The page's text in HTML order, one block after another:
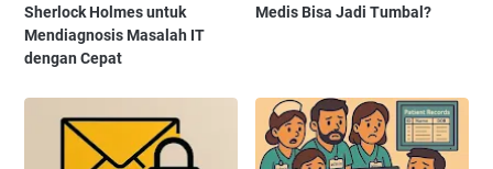
Sherlock Holmes untuk
Mendiagnosis Masalah IT
dengan Cepat
Medis Bisa Jadi Tumbal?